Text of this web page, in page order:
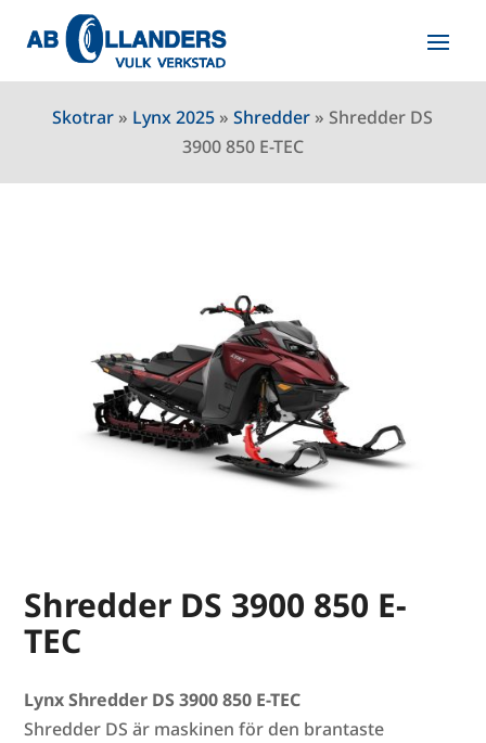
Skotrar » Lynx 2025 »Shredder »Shredder DS
3900 850 E-TEC
Shredder DS 3900 850 E-
TEC
Lynx Shredder DS 3900 850 E-TEC
Shredder DS är maskinen för den brantaste